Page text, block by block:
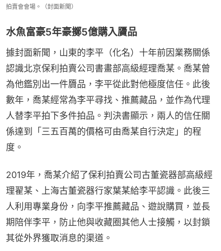
拍賣會會場。（封面新聞）
水魚富豪5年豪擲5億購入贗品
據封面新聞，山東的李平（化名）十年前因業務關係
認識北京保利拍賣公司書畫部高級經理喬某。喬某曾
為他鑑別出一件贗品，李平從此對他極度信任。此後
數年，喬某經常為李平尋找、推薦藏品，並作為代理
人替李平拍下多件拍品。判決書顯示，兩人的信任關
係達到「三五百萬的價格可由喬某自行決定」的程
度。
2019年，喬某介紹了保利拍賣公司古董瓷器部高級經
理翟某、上海古董瓷器行家葉某給李平認識。此後三
人利用專業身份，向李平推薦藏品、遊說購買，並長
期陪伴李平，防止他與收藏圈其他人士接觸，以封鎖
其從外界獲取消息的渠道。